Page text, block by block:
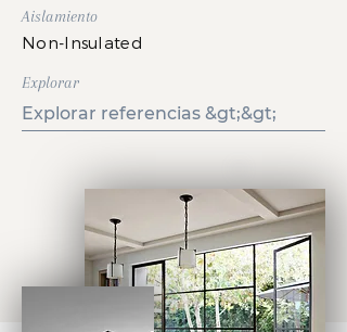
Aislamiento
Non-Insulated
Explorar
Explorar referencias &gt;&gt;